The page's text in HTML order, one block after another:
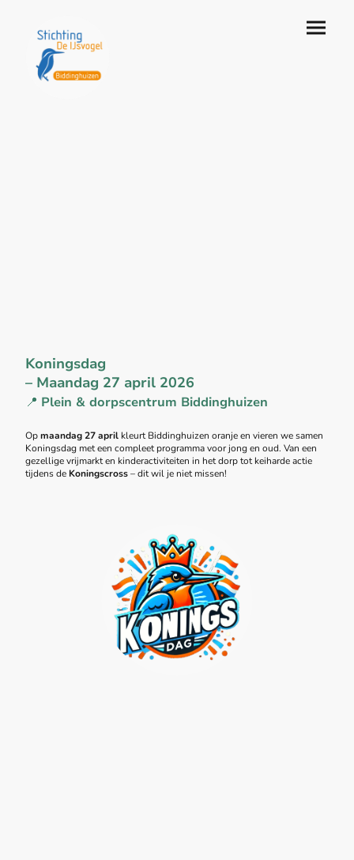
Koningsdag
– Maandag 27 april 2026
📍 Plein & dorpscentrum Biddinghuizen
Opmaandag 27 april kleurt Biddinghuizen oranje en vieren we samen
Koningsdag met een compleet programma voor jong en oud. Van een
gezellige vrijmarkt en kinderactiviteiten in het dorp tot keiharde actie
tijdens de Koningscross– dit wil je niet missen!